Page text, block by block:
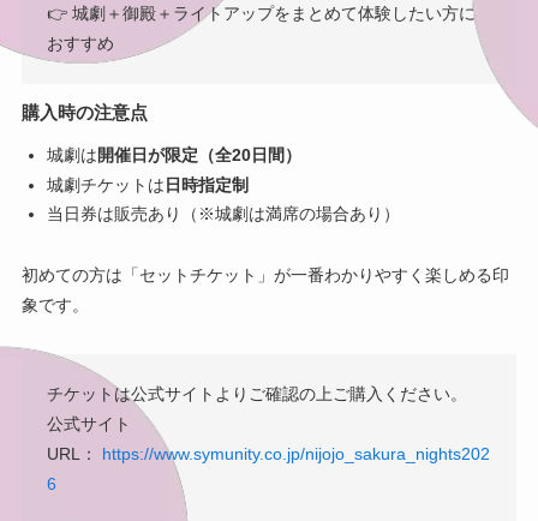
👉 城劇＋御殿＋ライトアップをまとめて体験したい方に
おすすめ
購入時の注意点
城劇は開催日が限定（全20日間）
城劇チケットは 日時指定制
当日券は販売あり（※城劇は満席の場合あり）
初めての方は「セットチケット」が一番わかりやすく楽しめる印
象です。
チケットは公式サイトよりご確認の上ご購入ください。
公式サイト
URL：
https://www.symunity.co.jp/nijojo_sakura_nights202
6